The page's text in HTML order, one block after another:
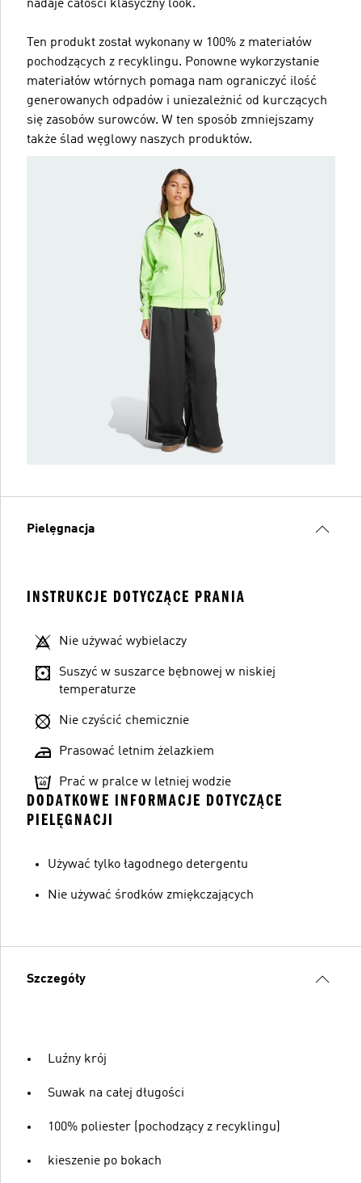
nadaje całości klasyczny look.
Ten produkt został wykonany w 100% z materiałów
pochodzących z recyklingu. Ponowne wykorzystanie
materiałów wtórnych pomaga nam ograniczyć ilość
generowanych odpadów i uniezależnić od kurczących
się zasobów surowców. W ten sposób zmniejszamy
także ślad węglowy naszych produktów.
Pielęgnacja
INSTRUKCJE DOTYCZĄCE PRANIA
Nie używać wybielaczy
Suszyć w suszarce bębnowej w niskiej
temperaturze
Nie czyścić chemicznie
Prasować letnim żelazkiem
Prać w pralce w letniej wodzie
DODATKOWE INFORMACJE DOTYCZĄCE
PIELĘGNACJI
Używać tylko łagodnego detergentu
Nie używać środków zmiękczających
Szczegóły
Luźny krój
Suwak na całej długości
100% poliester (pochodzący z recyklingu)
kieszenie po bokach